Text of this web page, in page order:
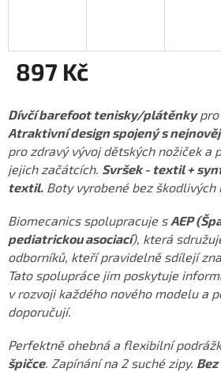
897 Kč
cena:
Dívčí barefoot tenisky/plátěnkypro
Atraktivní design spojený s
pro zdravý vývoj dětských nožiček a
jejich začátcích. Svršek - textil +
textil. Boty vyrobené bez škodlivých
Biomecanics spolupracuje sAEP
pediatrickou asociací), která
odborníků, kteří pravidelně sdílejí
Tato spolupráce jim poskytuje
v rozvoji každého nového modelu a
doporučují.
Perfektně ohebná a flexibilní
špičce. Zapínání na 2 suché zipy.